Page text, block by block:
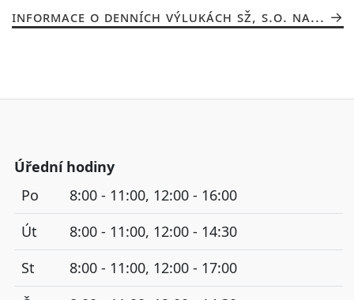
INFORMACE O DENNÍCH VÝLUKÁCH SŽ, S.O. NA...
Úřední hodiny
Po
8:00 - 11:00, 12:00 - 16:00
Út
8:00 - 11:00, 12:00 - 14:30
St
8:00 - 11:00, 12:00 - 17:00